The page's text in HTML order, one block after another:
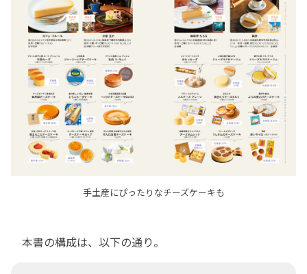
手土産にぴったりなチーズケーキも
本書の構成は、以下の通り。